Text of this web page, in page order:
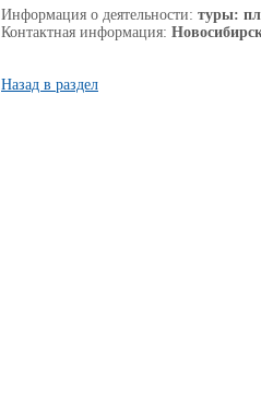
Информация о деятельности: туры:
Контактная информация:
Назад в раздел